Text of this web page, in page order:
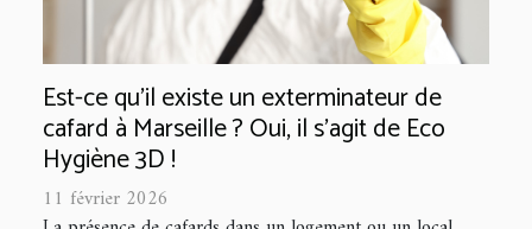
Est-ce qu’il existe un exterminateur de
cafard à Marseille ? Oui, il s'agit de Eco
Hygiène 3D !
11 février 2026